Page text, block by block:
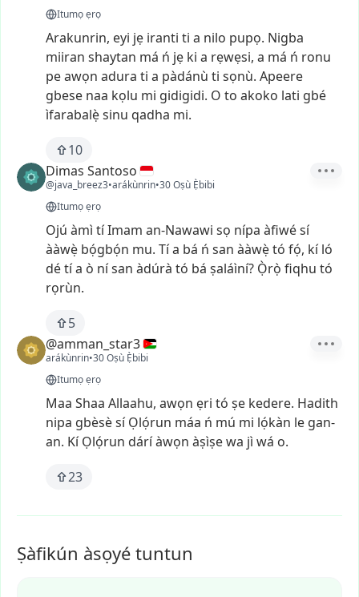
Itumọ ẹrọ
Arakunrin, eyi jẹ iranti ti a nilo pupọ. Nigba
miiran shaytan má ń jẹ ki a rẹwẹsi, a má ń ronu
peawọn adura ti a pàdánù ti sọnù. Apeere
gbese naa kọlu mi gidigidi. O to akoko lati gbé
ìfarabalẹ̀sinu qadha mi.
10
Dimas Santoso
@java_breez3•arákùnrin•30 Oṣù Ẹ̀bibi
Itumọ ẹrọ
Ojú àmì tíImam an-Nawawi sọ nípa àfiwésí
ààwẹ̀ bọ́gbọ́n mu. Tía bá ń san ààwẹ̀tó fọ́, kí ló
détía ò nísan àdúrà tó bá ṣaláìní? Ọ̀rọ̀ fiqhu tó
rọrùn.
5
@amman_star3
arákùnrin•30 Oṣù Ẹ̀bibi
Itumọ ẹrọ
Maa Shaa Allaahu, awọn ẹri tó ṣe kedere. Hadith
nipa gbèsèsí Ọlọ́run máa ń mú mi lọ́kàn le gan-
an. Kí Ọlọ́run dáríàwọn àṣìṣewa jì wá o.
23
Ṣàfikún àsọyé tuntun